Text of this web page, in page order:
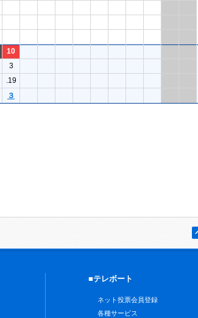
10
3
.19
３
■テレボート
ネット投票会員登録
各種サービス